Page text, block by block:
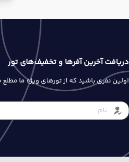
دریافت آخرین آفرها و تخفیف‌های تور
اولین نفری باشید که از تورهای ویژه ما